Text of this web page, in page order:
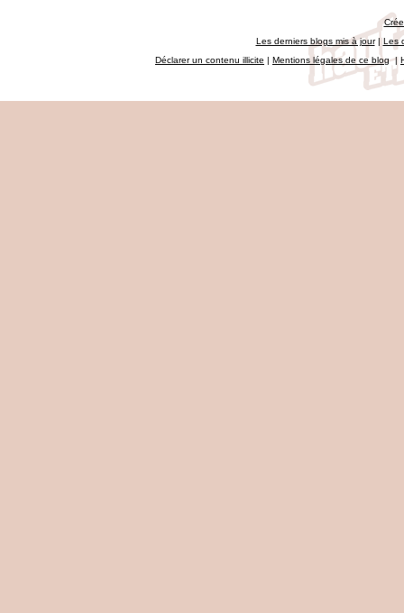
Les derniers blogs mis à jour|Les
Déclarer un contenu illicite | Mentions légales de ce blog|